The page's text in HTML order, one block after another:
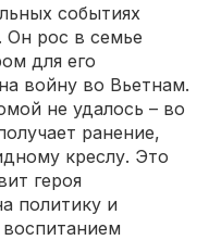
событиях
Он рос в семье
для его
войну во Вьетнам.
не удалось – во
ранение,
креслу. Это
героя
политику и